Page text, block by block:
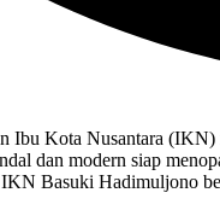
Ibu Kota Nusantara (IKN)
dan modern siap
Basuki Hadimuljono